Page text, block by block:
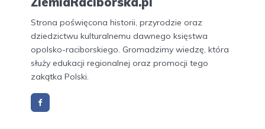
Strona poświęcona historii, przyrodzie oraz
dziedzictwu kulturalnemu dawnego księstwa
opolsko-raciborskiego. Gromadzimy wiedzę, która
służy edukacji regionalnej oraz promocji tego
zakątka Polski.